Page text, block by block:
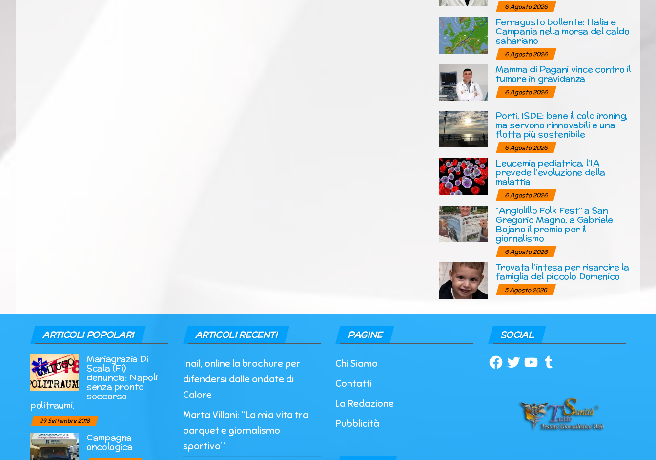
6 Agosto 2026
Ferragosto bollente: Italia e
Campania nella morsa del caldo
sahariano
6 Agosto 2026
Mamma di Pagani vince contro il
tumore in gravidanza
6 Agosto 2026
Porti, ISDE: bene il cold ironing,
ma servono rinnovabili e una
flotta più sostenibile
6 Agosto 2026
Leucemia pediatrica, l’IA
prevede l’evoluzione della
malattia
6 Agosto 2026
“Angiolillo Folk Fest” a San
Gregorio Magno, a Gabriele
Bojano il premio per il
giornalismo
6 Agosto 2026
Trovata l’intesa per risarcire la
famiglia del piccolo Domenico
5 Agosto 2026
ARTICOLI POPOLARI
Mariagrazia Di
Scala (Fi)
denuncia: Napoli
senza pronto
soccorso
politraumi.
29 Settembre 2018
Campagna
oncologica
ARTICOLI RECENTI
Inail, online la brochure per
difendersi dalle ondate di
Calore
Marta Villani: “La mia vita tra
parquet e giornalismo
sportivo”
PAGINE
Chi Siamo
Contatti
La Redazione
Pubblicità
SOCIAL
Facebook
TwitterYouTubeTumblr